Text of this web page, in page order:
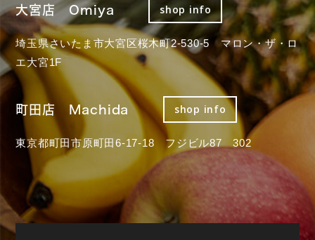
大宮店 Omiya shop info
埼玉県さいたま市大宮区桜木町2-530-5 マロン・ザ・ロ
エ大宮1F
町田店 Machida shop info
東京都町田市原町田6-17-18 フジビル87 302